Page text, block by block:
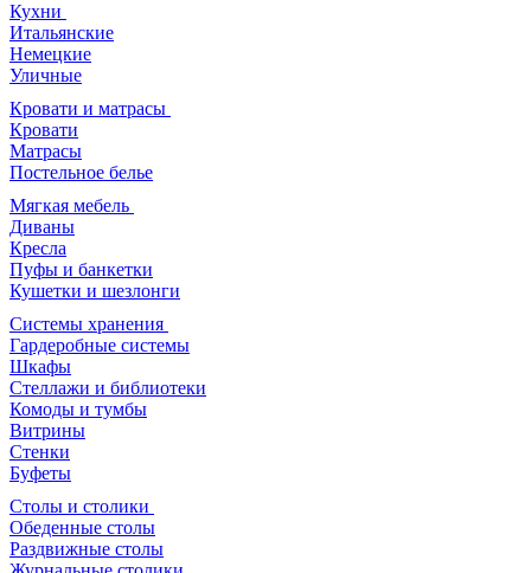
Кухни
Итальянские
Немецкие
Уличные
Кровати и матрасы
Кровати
Матрасы
Постельное белье
Мягкая мебель
Диваны
Кресла
Пуфы и банкетки
Кушетки и шезлонги
Системы хранения
Гардеробные системы
Шкафы
Стеллажи и библиотеки
Комоды и тумбы
Витрины
Стенки
Буфеты
Столы и столики
Обеденные столы
Раздвижные столы